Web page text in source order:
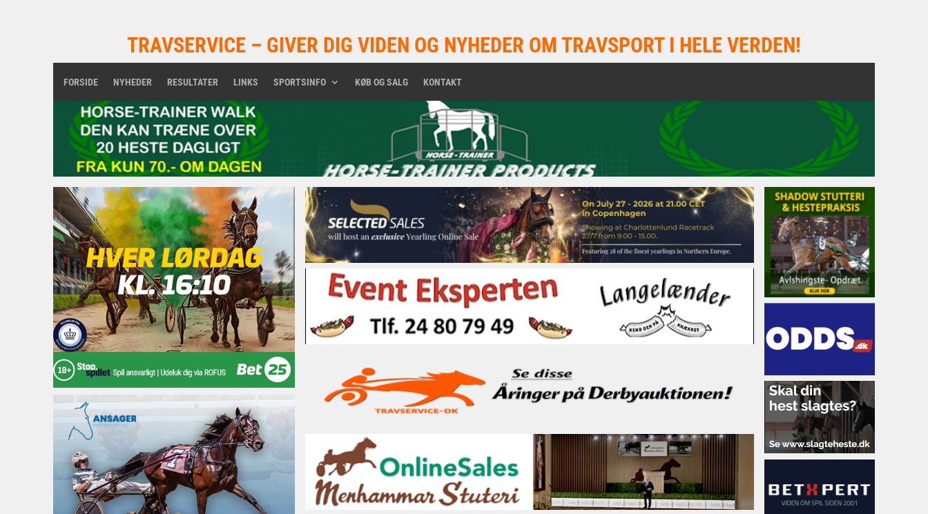
TRAVSERVICE – GIVER DIG VIDEN OG NYHEDER OM TRAVSPORT I HELE VERDEN!
FORSIDE NYHEDER RESULTATER LINKS SPORTSINFO KØB OG SALG KONTAKT